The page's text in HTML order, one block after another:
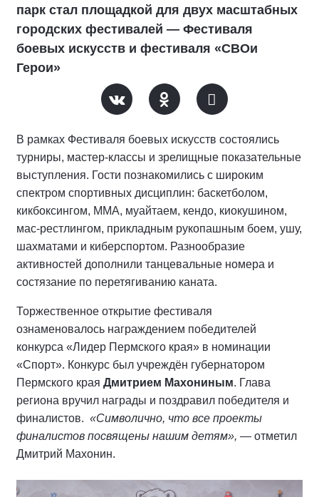
парк стал площадкой для двух масштабных
городских фестивалей — Фестиваля
боевых искусств и фестиваля «СВОи
Герои»
В рамках Фестиваля боевых искусств состоялись
турниры, мастер-классы и зрелищные показательные
выступления. Гости познакомились с широким
спектром спортивных дисциплин: баскетболом,
кикбоксингом, ММА, муайтаем, кендо, киокушином,
мас-рестлингом, прикладным рукопашным боем, ушу,
шахматами и киберспортом. Разнообразие
активностей дополнили танцевальные номера и
состязание по перетягиванию каната.
Торжественное открытие фестиваля
ознаменовалось награждением победителей
конкурса «Лидер Пермского края» в номинации
«Спорт». Конкурс был учреждён губернатором
Пермского края Дмитрием Махониным. Глава
региона вручил награды и поздравил победителя и
финалистов. «Символично, что все проекты
финалистов посвящены нашим детям», — отметил
Дмитрий Махонин.